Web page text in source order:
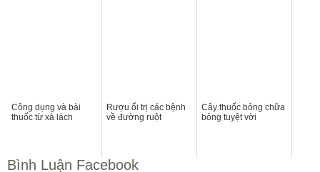
Công dụng và bài
thuốc từ xà lách
Rượu ổi trị các bệnh
về đường ruột
Cây thuốc bỏng chữa
bỏng tuyệt vời
Bình Luận Facebook